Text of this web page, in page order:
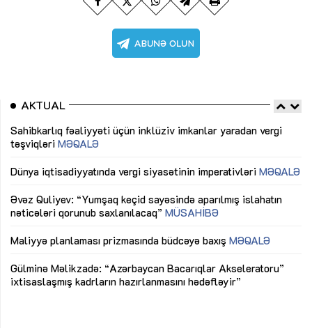
AKTUAL
Sahibkarlıq fəaliyyəti üçün inklüziv imkanlar yaradan vergi
təşviqləri MƏQALƏ
Dünya iqtisadiyyatında vergi siyasətinin imperativləri MƏQALƏ
Əvəz Quliyev: “Yumşaq keçid sayəsində aparılmış islahatın
nəticələri qorunub saxlanılacaq” MÜSAHİBƏ
Maliyyə planlaması prizmasında büdcəyə baxış MƏQALƏ
Gülminə Məlikzadə: “Azərbaycan Bacarıqlar Akseleratoru”
ixtisaslaşmış kadrların hazırlanmasını hədəfləyir”